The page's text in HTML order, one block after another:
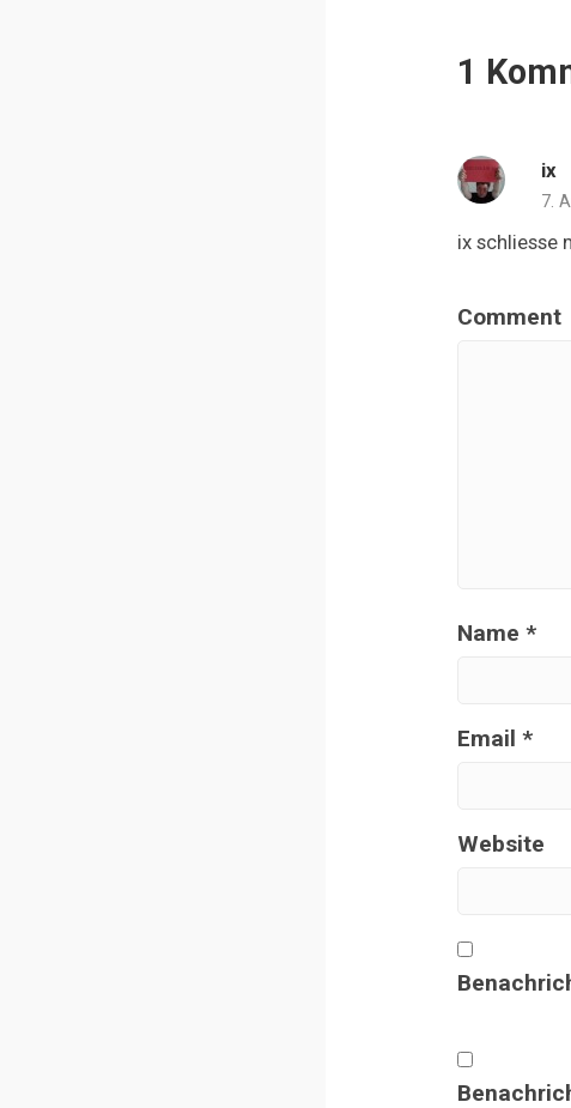
1
ix
7.
ix schliesse
Comment
Name *
Email *
Website